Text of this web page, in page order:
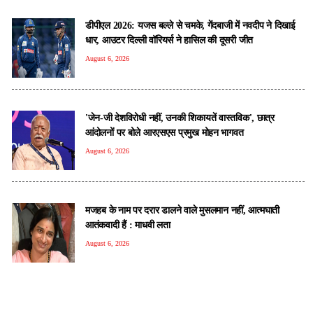
डीपीएल 2026: यजस बल्ले से चमके, गेंदबाजी में नवदीप ने दिखाई
धार, आउटर दिल्ली वॉरियर्स ने हासिल की दूसरी जीत
August 6, 2026
'जेन-जी देशविरोधी नहीं, उनकी शिकायतें वास्तविक', छात्र
आंदोलनों पर बोले आरएसएस प्रमुख मोहन भागवत
August 6, 2026
मजहब के नाम पर दरार डालने वाले मुसलमान नहीं, आत्मघाती
आतंकवादी हैं : माधवी लता
August 6, 2026